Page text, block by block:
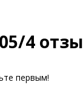
4
первым!